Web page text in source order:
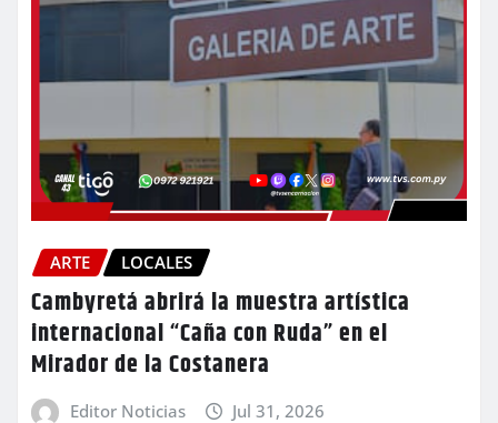
ARTE LOCALES
Cambyretá abrirá la muestra artística
internacional “Caña con Ruda” en el
Mirador de la Costanera
Editor Noticias Jul 31, 2026